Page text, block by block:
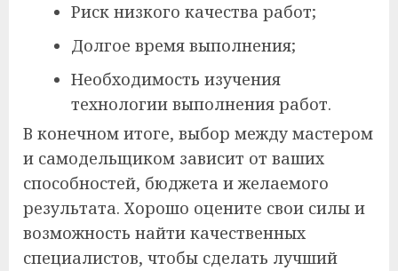
Риск низкого качества работ;
Долгое время выполнения;
Необходимость изучения
технологии выполнения работ.
В конечном итоге, выбор между мастером
и самодельщиком зависит от ваших
способностей, бюджета и желаемого
результата. Хорошо оцените свои силы и
возможность найти качественных
специалистов, чтобы сделать лучший